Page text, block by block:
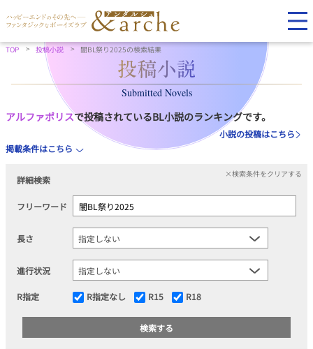
TOP 投稿小説 闇BL祭り2025の検索結果
Submitted Novels
アルファポリスで投稿されているBL小説のランキングです。
小説の投稿はこちら
掲載条件はこちら
詳細検索
×検索条件をクリアする
フリーワード
長さ
進行状況
R指定 R指定なし R15 R18